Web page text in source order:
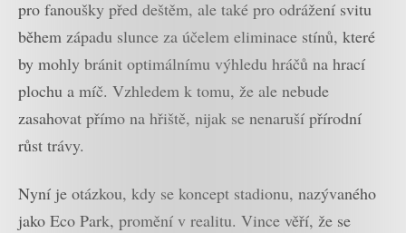
pro fanoušky před deštěm, ale také pro odrážení svitu
během západu slunce za účelem eliminace stínů, které
by mohly bránit optimálnímu výhledu hráčů na hrací
plochu a míč. Vzhledem k tomu, že ale nebude
zasahovat přímo na hřiště, nijak se nenaruší přírodní
růst trávy.
Nyní je otázkou, kdy se koncept stadionu, nazývaného
jako Eco Park, promění v realitu. Vince věří, že se